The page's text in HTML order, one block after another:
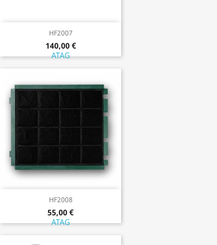
HF2007
140,00 €
ATAG
HF2008
55,00 €
ATAG